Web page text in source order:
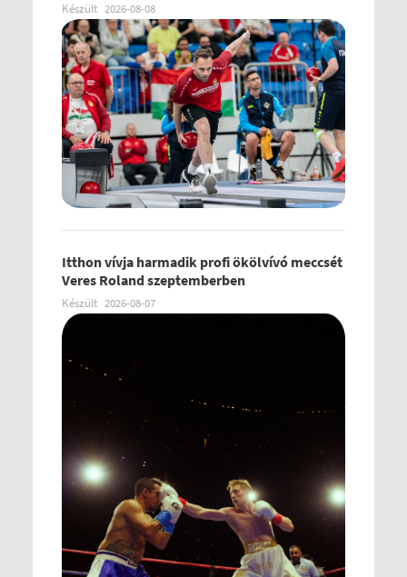
Készült 2026-08-08
Itthon vívja harmadik profi ökölvívó meccsét
Veres Roland szeptemberben
Készült 2026-08-07